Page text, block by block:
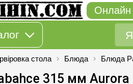
Онлайн
стола Блюда Блюда
315 мм Aurora